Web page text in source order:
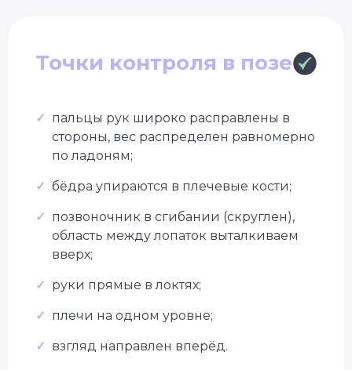
Точки контроля в позе
✓ пальцы рук широко расправлены в
стороны, вес распределен равномерно
по ладоням;
✓ бёдра упираются в плечевые кости;
✓ позвоночник в сгибании (скруглен),
область между лопаток выталкиваем
вверх;
✓ руки прямые в локтях;
✓ плечи на одном уровне;
✓ взгляд направлен вперёд.